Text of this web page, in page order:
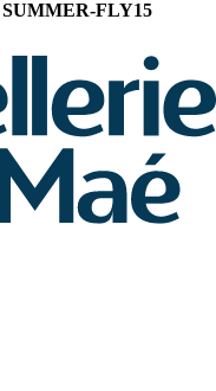
SUMMER-FLY15